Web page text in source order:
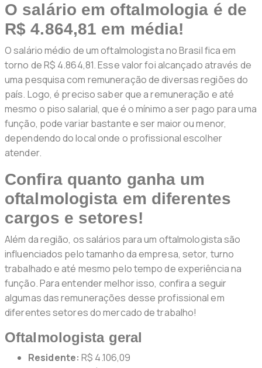
O salário em oftalmologia é de
R$ 4.864,81 em média!
O salário médio de um oftalmologista no Brasil fica em
torno de R$ 4.864,81. Esse valor foi alcançado através de
uma pesquisa com remuneração de diversas regiões do
país. Logo, é preciso saber que a remuneração e até
mesmo o piso salarial, que é o mínimo a ser pago para uma
função, pode variar bastante e ser maior ou menor,
dependendo do local onde o profissional escolher
atender.
Confira quanto ganha um
oftalmologista em diferentes
cargos e setores!
Além da região, os salários para um oftalmologista são
influenciados pelo tamanho da empresa, setor, turno
trabalhado e até mesmo pelo tempo de experiência na
função. Para entender melhor isso, confira a seguir
algumas das remunerações desse profissional em
diferentes setores do mercado de trabalho!
Oftalmologista geral
Residente:R$ 4.106,09